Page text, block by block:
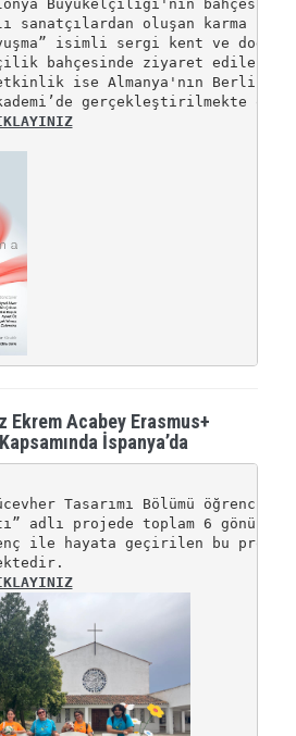
Büyükelçiliği'nin
sanatçılardan oluşan karma
isimli sergi kent ve
bahçesinde ziyaret
ise Almanya'nın Berlin
gerçekleştirilmekte
Ekrem Acabey Erasmus+
İspanya’da
Tasarımı Bölümü
adlı projede toplam 6 gönüllü
ile hayata geçirilen bu
TIKLAYINIZ